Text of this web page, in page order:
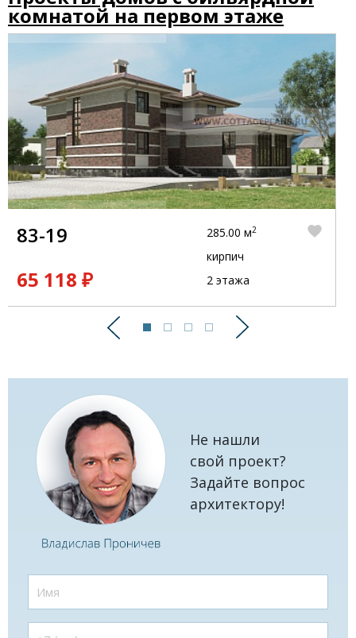
комнатой на первом этаже
Предыдущий Следующий
83-19
65 118 ₽
285.00 м2
кирпич
2 этажа
Не нашли
свой проект?
Задайте вопрос
архитектору!